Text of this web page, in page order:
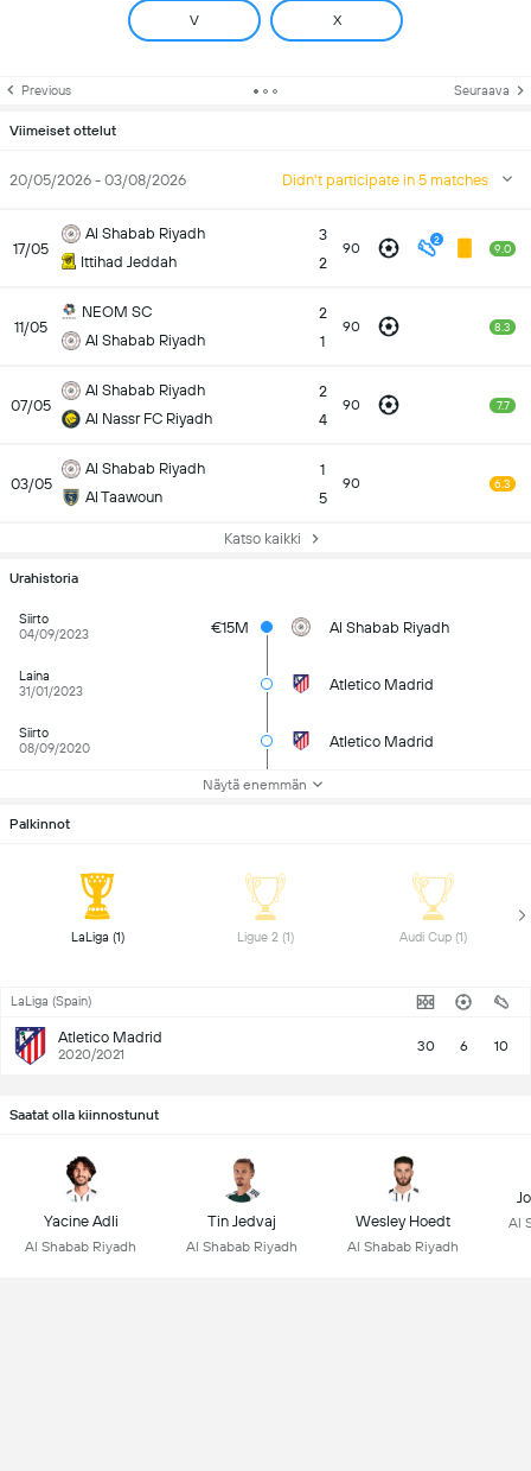
V X
Previous Seuraava
Viimeiset ottelut
20/05/2026 - 03/08/2026 Didn't participate in 5 matches
17/05
Al Shabab Riyadh
Ittihad Jeddah
3
2
90 2
9.0
11/05
NEOM SC
Al Shabab Riyadh
2
1
90 8.3
07/05
Al Shabab Riyadh
Al Nassr FC Riyadh
2
4
90 7.7
03/05
Al Shabab Riyadh
Al Taawoun
1
5
90 6.3
Katso kaikki
Urahistoria
Siirto
04/09/2023
€15M Al Shabab Riyadh
Laina
31/01/2023
Atletico Madrid
Siirto
08/09/2020
Atletico Madrid
Näytä enemmän
Palkinnot
LaLiga (1)
LaLiga (Spain)
Atletico Madrid
2020/2021 30 6 10
Saatat olla kiinnostunut
Yacine Adli
Al Shabab Riyadh
Tin Jedvaj
Al Shabab Riyadh
Wesley Hoedt
Al Shabab Riyadh
Al